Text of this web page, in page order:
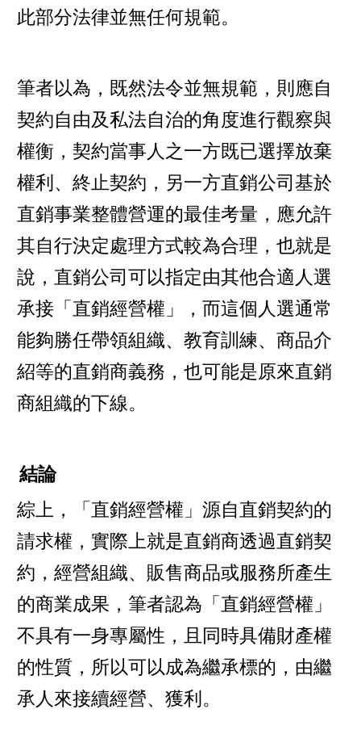
此部分法律並無任何規範。
筆者以為，既然法令並無規範，則應自
契約自由及私法自治的角度進行觀察與
權衡，契約當事人之一方既已選擇放棄
權利、終止契約，另一方直銷公司基於
直銷事業整體營運的最佳考量，應允許
其自行決定處理方式較為合理，也就是
說，直銷公司可以指定由其他合適人選
承接「直銷經營權」，而這個人選通常
能夠勝任帶領組織、教育訓練、商品介
紹等的直銷商義務，也可能是原來直銷
商組織的下線。
結論
綜上，「直銷經營權」源自直銷契約的
請求權，實際上就是直銷商透過直銷契
約，經營組織、販售商品或服務所產生
的商業成果，筆者認為「直銷經營權」
不具有一身專屬性，且同時具備財產權
的性質，所以可以成為繼承標的，由繼
承人來接續經營、獲利。